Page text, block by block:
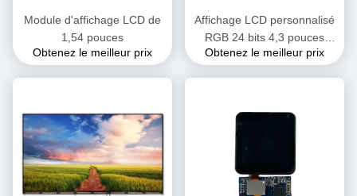
Module d'affichage LCD de
1,54 pouces
Obtenez le meilleur prix
Affichage LCD personnalisé
RGB 24 bits 4,3 pouces
Couleur TFT écran tactile
Obtenez le meilleur prix